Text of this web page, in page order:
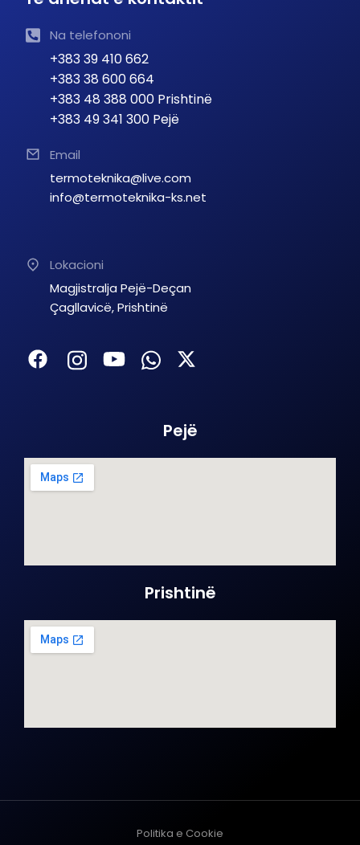
Na telefononi
+383 39 410 662
+383 38 600 664
+383 48 388 000 Prishtinë
+383 49 341 300 Pejë
Email
termoteknika@live.com
info@termoteknika-ks.net
Lokacioni
Magjistralja Pejë-Deçan
Çagllavicë, Prishtinë
Pejë
Prishtinë
Politika e Cookie